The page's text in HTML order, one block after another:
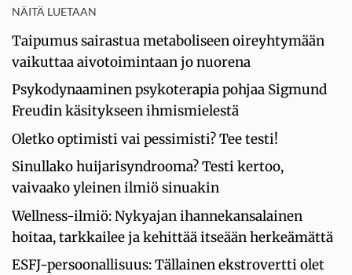
NÄITÄ LUETAAN
Taipumus sairastua metaboliseen oireyhtymään
vaikuttaa aivotoimintaan jo nuorena
Psykodynaaminen psykoterapia pohjaa Sigmund
Freudin käsitykseen ihmismielestä
Oletko optimisti vai pessimisti? Tee testi!
Sinullako huijarisyndrooma? Testi kertoo,
vaivaako yleinen ilmiö sinuakin
Wellness-ilmiö: Nykyajan ihannekansalainen
hoitaa, tarkkailee ja kehittää itseään herkeämättä
ESFJ-persoonallisuus: Tällainen ekstrovertti olet